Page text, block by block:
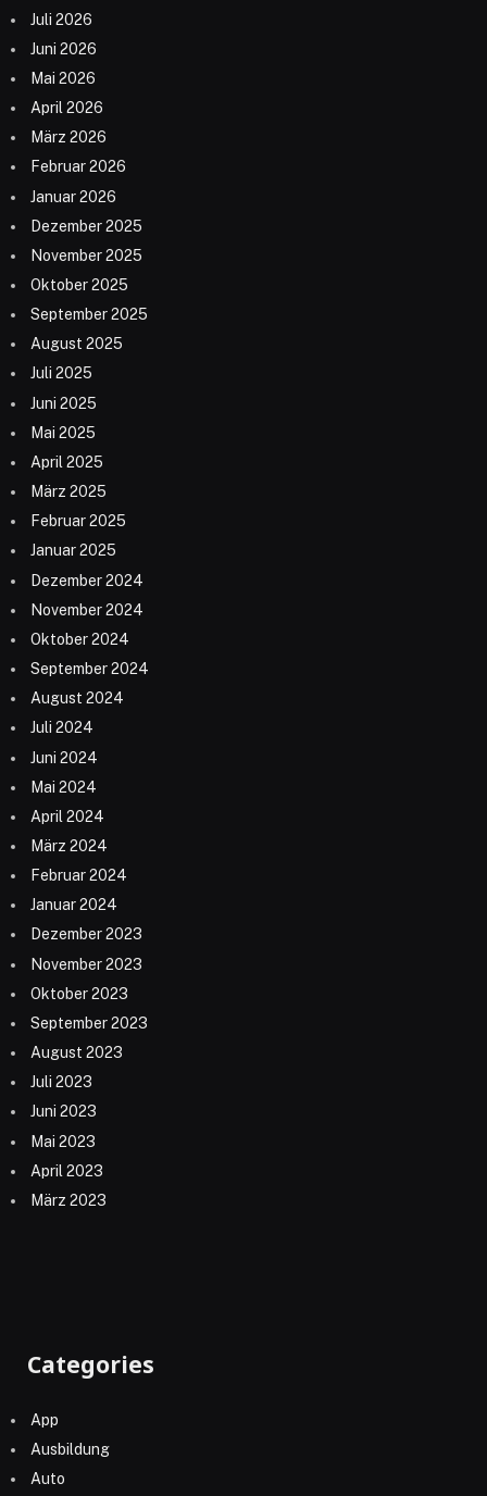
Juli 2026
Juni 2026
Mai 2026
April 2026
März 2026
Februar 2026
Januar 2026
Dezember 2025
November 2025
Oktober 2025
September 2025
August 2025
Juli 2025
Juni 2025
Mai 2025
April 2025
März 2025
Februar 2025
Januar 2025
Dezember 2024
November 2024
Oktober 2024
September 2024
August 2024
Juli 2024
Juni 2024
Mai 2024
April 2024
März 2024
Februar 2024
Januar 2024
Dezember 2023
November 2023
Oktober 2023
September 2023
August 2023
Juli 2023
Juni 2023
Mai 2023
April 2023
März 2023
Categories
App
Ausbildung
Auto